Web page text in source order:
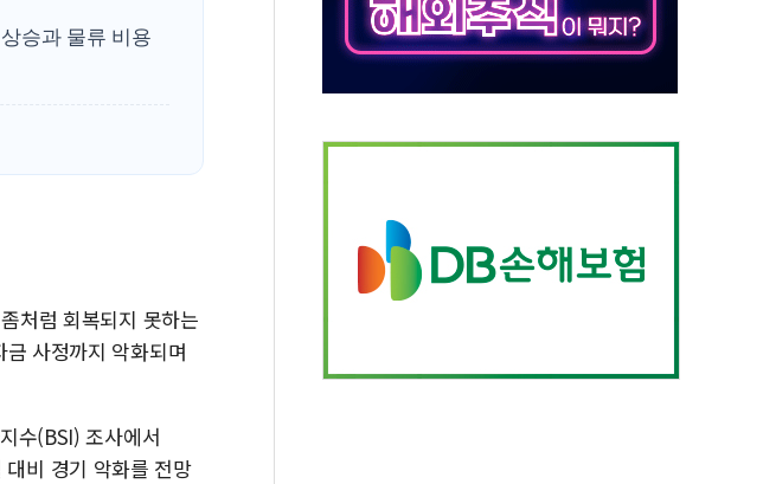
깊이가 다른 글로벌 투자 정보 GAM - 맛보기편 (8/7)
"호남 없이 민주 당권 없다"...송영길·정청래·김민석, 호남 경선 앞두고 총력전
승과 물류 비용
처럼 회복되지 못하는
사정까지 악화되며
수(BSI) 조사에서
비 경기 악화를 전망